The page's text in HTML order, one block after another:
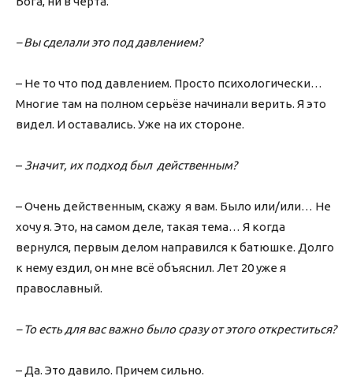
– Вы сделали это под давлением?
– Не то что под давлением. Просто психологически…
Многие там на полном серьёзе начинали верить. Я это
видел. И оставались. Уже на их стороне.
– Значит, их подход был действенным?
– Очень действенным, скажу я вам. Было или/или… Не
хочу я. Это, на самом деле, такая тема… Я когда
вернулся, первым делом направился к батюшке. Долго
к нему ездил, он мне всё объяснил. Лет 20 уже я
православный.
– То есть для вас важно было сразу от этого откреститься?
– Да. Это давило. Причем сильно.